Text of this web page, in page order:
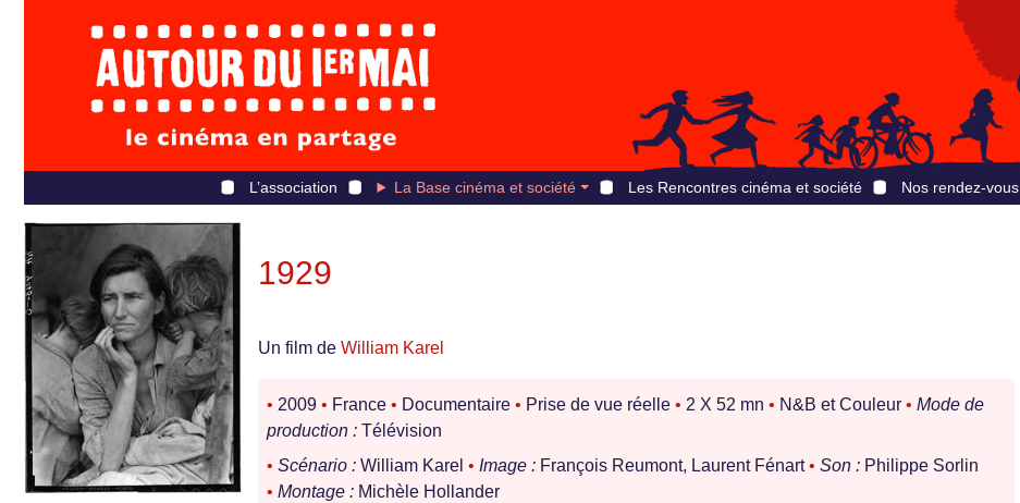
L’association La Base cinéma et société Les Rencontres cinéma et société Nos rendez-vous
1929
Un film de William Karel
• 2009 • France • Documentaire • Prise de vue réelle • 2 X 52 mn • N&B et Couleur • Mode de
production : Télévision
• Scénario : William Karel • Image : François Reumont, Laurent Fénart• Son : Philippe Sorlin
• Montage : Michèle Hollander